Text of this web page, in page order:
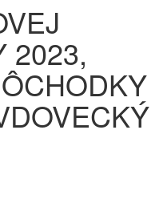
2023,